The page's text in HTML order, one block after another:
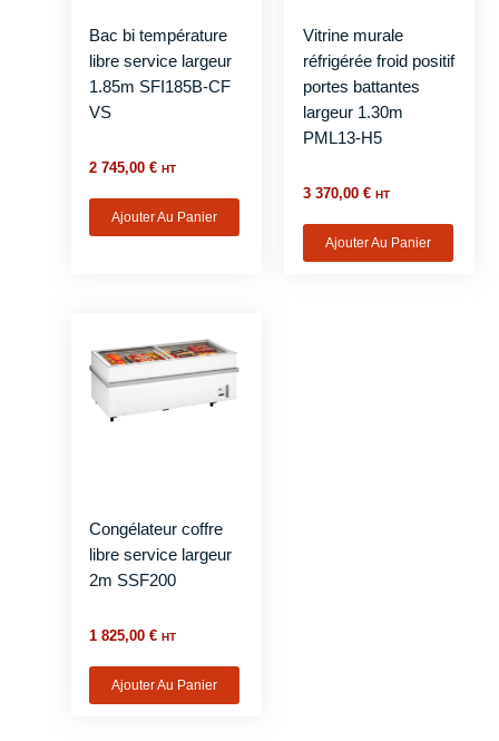
Bac bi température
libre service largeur
1.85m SFI185B-CF
VS
2 745,00€ HT
Ajouter Au Panier
Vitrine murale
réfrigérée froid positif
portes battantes
largeur 1.30m
PML13-H5
3 370,00 € HT
Ajouter Au Panier
Congélateur coffre
libre service largeur
2m SSF200
1 825,00€ HT
Ajouter Au Panier